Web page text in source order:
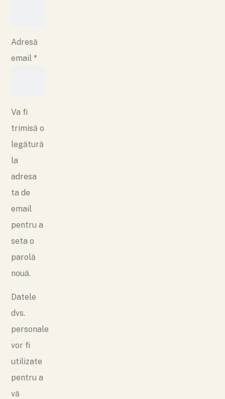
Adresă
email *
Va fi
trimisă o
legătură
la
adresa
ta de
email
pentru a
seta o
parolă
nouă.
Datele
dvs.
personale
vor fi
utilizate
pentru a
vă